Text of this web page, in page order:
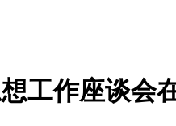
工作座谈会